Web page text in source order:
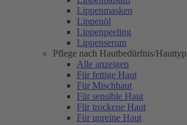
Lippenmasken
Lippenöl
Lippenpeeling
Lippenserum
Pflege nach Hautbedürfnis/Hauttyp
Alle anzeigen
Für fettige Haut
Für Mischhaut
Für sensible Haut
Für trockene Haut
Für unreine Haut